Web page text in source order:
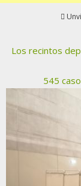
Los recintos
545